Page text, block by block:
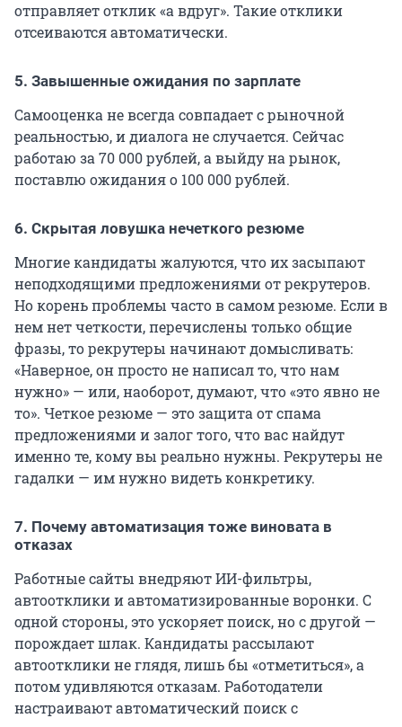
отправляет отклик «а вдруг». Такие отклики
отсеиваются автоматически.
5. Завышенные ожидания по зарплате
Самооценка не всегда совпадает с рыночной
реальностью, и диалога не случается. Сейчас
работаю за70 000рублей, а выйду на рынок,
поставлю ожидания о 100 000рублей.
6. Скрытая ловушка нечеткого резюме
Многие кандидаты жалуются, что их засыпают
неподходящими предложениями от рекрутеров.
Но корень проблемы часто в самом резюме. Если в
нем нет четкости, перечислены только общие
фразы, то рекрутеры начинают домысливать:
«Наверное, он просто не написал то, что нам
нужно» — или, наоборот, думают, что «это явно не
то». Четкое резюме — это защита от спама
предложениями и залог того, что вас найдут
именно те, кому вы реально нужны. Рекрутеры не
гадалки — им нужно видеть конкретику.
7. Почему автоматизация тоже виновата в
отказах
Работные сайты внедряют ИИ-фильтры,
автоотклики и автоматизированные воронки. С
одной стороны, это ускоряет поиск, но с другой —
порождает шлак. Кандидаты рассылают
автоотклики не глядя, лишь бы «отметиться», а
потом удивляются отказам. Работодатели
настраивают автоматический поиск с